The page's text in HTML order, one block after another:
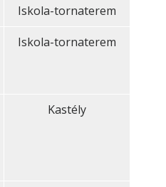
Iskola-tornaterem
Iskola-tornaterem
Kastély